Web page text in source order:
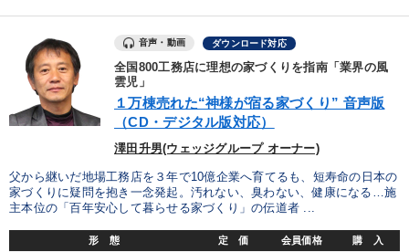
音声・動画 ダウンロード対応
全国800工務店に理想の家づくりを指南「業界の風
雲児」
１万棟売れた“神様が宿る家づくり” 音声版
（CD・デジタル版対応）
澤田升男(ウェッジグループ オーナー)
父から継いだ地場工務店を３年で10億企業へ育てるも、短寿命の日本の
家づくりに疑問を抱き一念発起。汚れない、臭わない、健康になる…施
主本位の「百年安心して暮らせる家づくり」の伝道者 ...
形 態 定 価 会員価格 購 入